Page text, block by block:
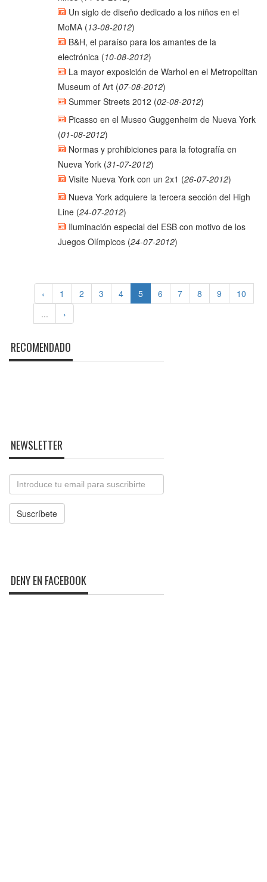
Un siglo de diseño dedicado a los niños en el
MoMA(13-08-2012)
B&H, el paraíso para los amantes de la
electrónica(10-08-2012)
La mayor exposición de Warhol en el Metropolitan
Museum of Art(07-08-2012)
Summer Streets 2012 (02-08-2012)
Picasso en el Museo Guggenheim de Nueva York
(01-08-2012)
Normas y prohibiciones para la fotografía en
Nueva York(31-07-2012)
Visite Nueva York con un 2x1 (26-07-2012)
Nueva York adquiere la tercera sección del High
Line(24-07-2012)
Iluminación especial del ESB con motivo de los
Juegos Olímpicos(24-07-2012)
‹ 1 2 3 4 5 6 7 8 9
10
...
›
RECOMENDADO
NEWSLETTER
Email
Suscríbete
DENY EN FACEBOOK